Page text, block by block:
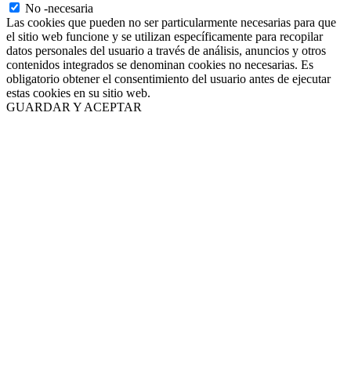
No -necesaria
Las cookies que pueden no ser particularmente necesarias para que
el sitio web funcione y se utilizan específicamente para recopilar
datos personales del usuario a través de análisis, anuncios y otros
contenidos integrados se denominan cookies no necesarias. Es
obligatorio obtener el consentimiento del usuario antes de ejecutar
estas cookies en su sitio web.
GUARDAR Y ACEPTAR